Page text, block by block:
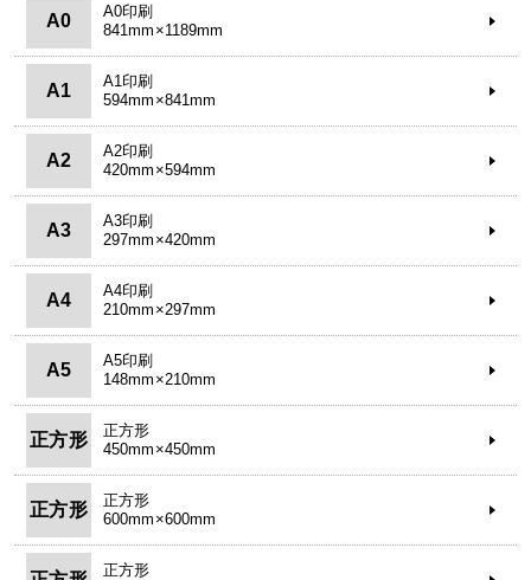
A0
A0印刷
841mm×1189mm
A1
A1印刷
594mm×841mm
A2
A2印刷
420mm×594mm
A3
A3印刷
297mm×420mm
A4
A4印刷
210mm×297mm
A5
A5印刷
148mm×210mm
正方形
正方形
450mm×450mm
正方形
正方形
600mm×600mm
正方形